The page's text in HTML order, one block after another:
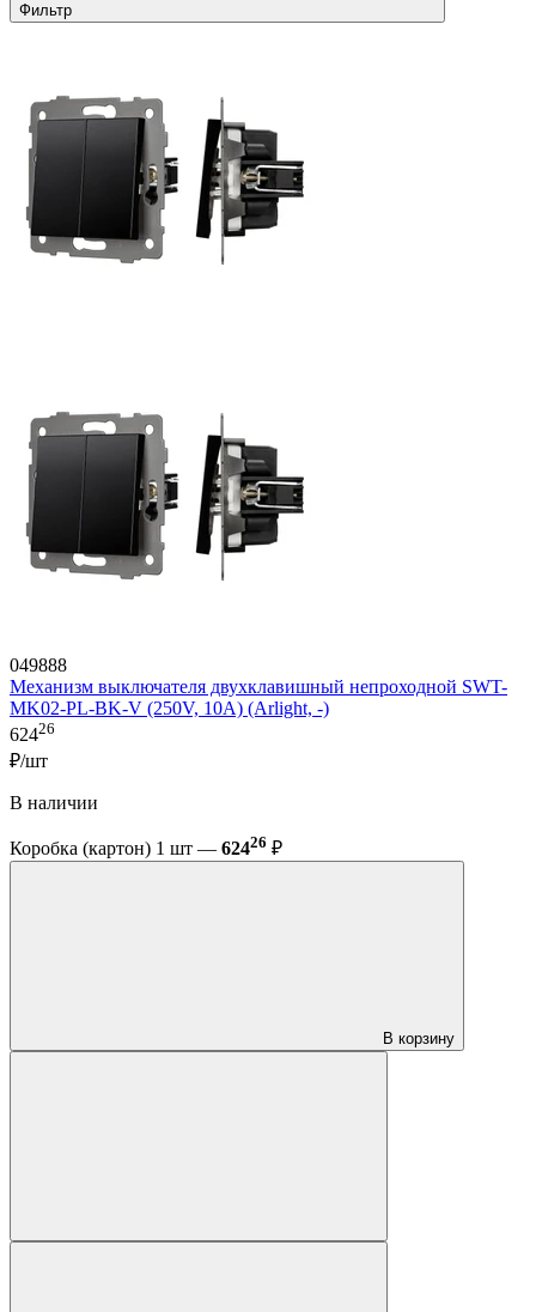
Фильтр
049888
Механизм выключателя двухклавишный непроходной SWT-
MK02-PL-BK-V (250V, 10A) (Arlight, -)
62426
₽/шт
В наличии
Коробка (картон) 1 шт — 62426 ₽
В корзину